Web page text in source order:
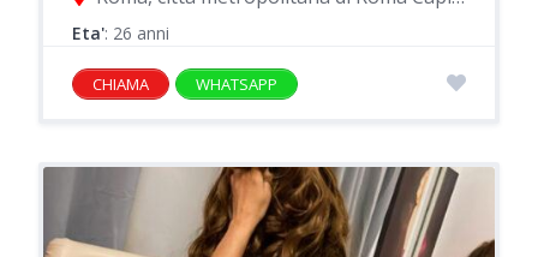
Eta': 26 anni
CHIAMA WHATSAPP